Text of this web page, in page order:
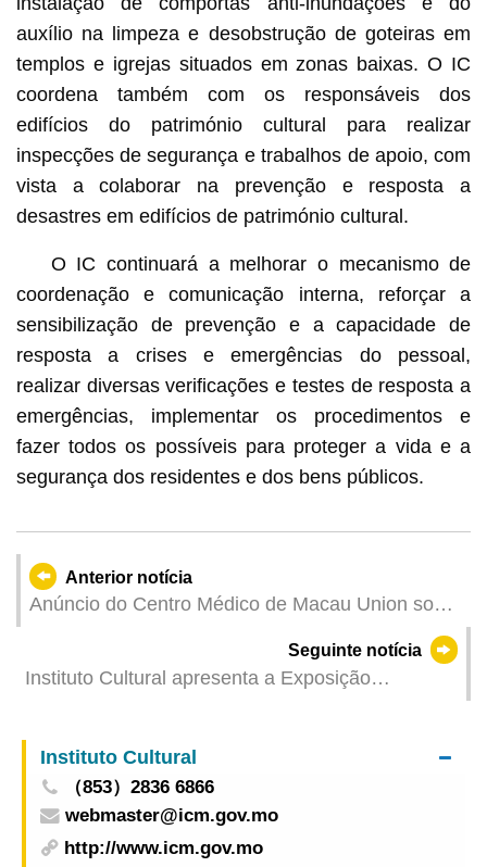
auxílio na limpeza e desobstrução de goteiras em
templos e igrejas situados em zonas baixas. O IC
coordena também com os responsáveis dos
edifícios do património cultural para realizar
inspecções de segurança e trabalhos de apoio, com
vista a colaborar na prevenção e resposta a
desastres em edifícios de património cultural.
O IC continuará a melhorar o mecanismo de
coordenação e comunicação interna, reforçar a
sensibilização de prevenção e a capacidade de
resposta a crises e emergências do pessoal,
realizar diversas verificações e testes de resposta a
emergências, implementar os procedimentos e
fazer todos os possíveis para proteger a vida e a
segurança dos residentes e dos bens públicos.
Anterior notícia
Anúncio do Centro Médico de Macau Union sobre
a programação da prestação de serviços médicos
no Festival de Tung Ng (Barco Dragão)
Seguinte notícia
Instituto Cultural apresenta a Exposição
Serviços da Biblioteca Pública de Macau”
Instituto Cultural
（853）2836 6866
webmaster@icm.gov.mo
http://www.icm.gov.mo